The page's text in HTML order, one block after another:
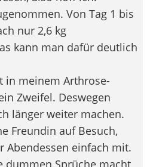
Von Tag 1 bis
nur 2,6 kg
kann man dafür deutlich
in meinem Arthrose-
Zweifel. Deswegen
länger weiter machen.
Freundin auf Besuch,
Abendessen einfach mit.
dummen Sprüche macht,